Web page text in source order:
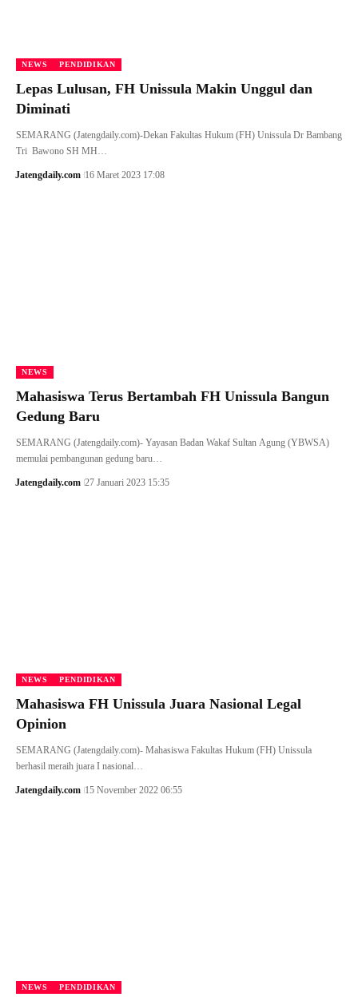
NEWS PENDIDIKAN
Lepas Lulusan, FH Unissula Makin Unggul dan
Diminati
SEMARANG (Jatengdaily.com)-Dekan Fakultas Hukum (FH) Unissula Dr Bambang
Tri Bawono SH MH…
Jatengdaily.com 16 Maret 2023 17:08
NEWS
Mahasiswa Terus Bertambah FH Unissula Bangun
Gedung Baru
SEMARANG (Jatengdaily.com)- Yayasan Badan Wakaf Sultan Agung (YBWSA)
memulai pembangunan gedung baru…
Jatengdaily.com 27 Januari 2023 15:35
NEWS PENDIDIKAN
Mahasiswa FH Unissula Juara Nasional Legal
Opinion
SEMARANG (Jatengdaily.com)- Mahasiswa Fakultas Hukum (FH) Unissula
berhasil meraih juara I nasional…
Jatengdaily.com 15 November 2022 06:55
NEWS PENDIDIKAN